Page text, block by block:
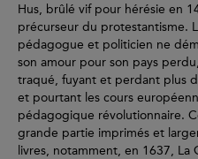
Hus, brûlé vif pour hérésie en
précurseur du protestantisme.
pédagogue et politicien ne
son amour pour son pays
traqué, fuyant et perdant plus
et pourtant les cours
pédagogique révolutionnaire.
grande partie imprimés et
livres, notamment, en 1637,